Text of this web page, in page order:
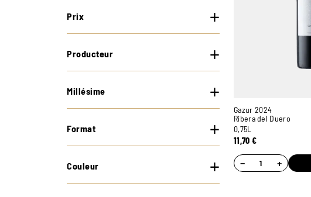
Prix
Producteur
Millésime
Format
Couleur
Gazur 2024
Ribera del Duero
0,75L
11,70€
− +